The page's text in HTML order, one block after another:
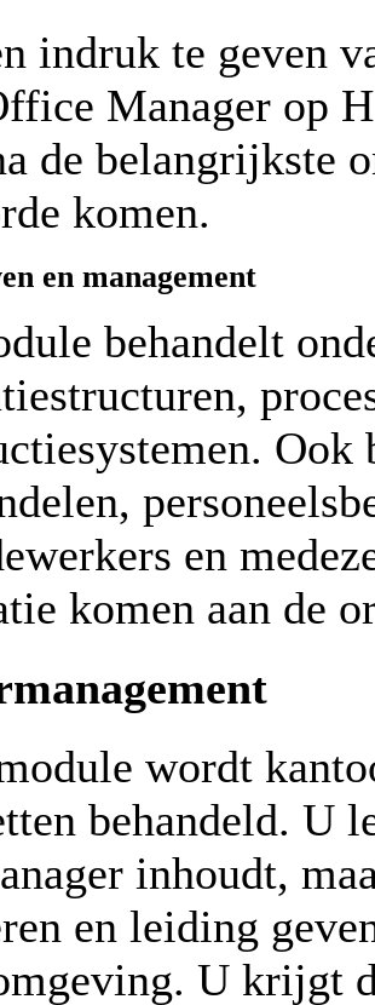
indruk te geven
Manager op
de belangrijkste
komen.
en management
behandelt
en
komen aan de
wordt
behandeld. U
inhoudt,
en leiding
U krijgt